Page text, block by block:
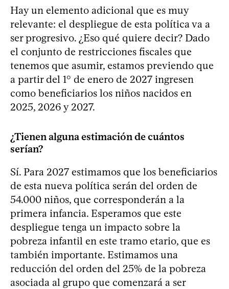
Hay un elemento adicional que es muy
relevante: el despliegue de esta política va a
ser progresivo. ¿Eso qué quiere decir? Dado
el conjunto de restricciones fiscales que
tenemos que asumir, estamos previendo que
a partir del 1° de enero de 2027 ingresen
como beneficiarios los niños nacidos en
2025, 2026 y 2027.
¿Tienen alguna estimación de cuántos
serían?
Sí. Para 2027 estimamos que los beneficiarios
de esta nueva política serán del orden de
54.000 niños, que corresponderán a la
primera infancia. Esperamos que este
despliegue tenga un impacto sobre la
pobreza infantil en este tramo etario, que es
también importante. Estimamos una
reducción del orden del 25% de la pobreza
asociada al grupo que comenzará a ser